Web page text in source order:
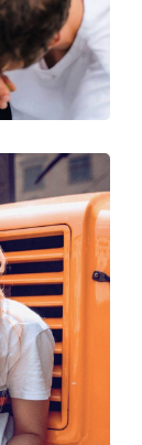
100 γρ
Όχι
Όχι
Ναι
Ναι
Unisex
Γυαλιά
Meller
Μόδα
Johari Tigris